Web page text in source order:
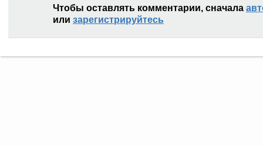
Чтобы оставлять комментарии, сначала
или зарегистрируйтесь